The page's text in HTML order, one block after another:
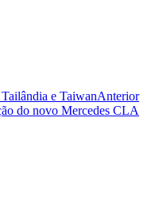
e TaiwanAnterior
do novo Mercedes CLA